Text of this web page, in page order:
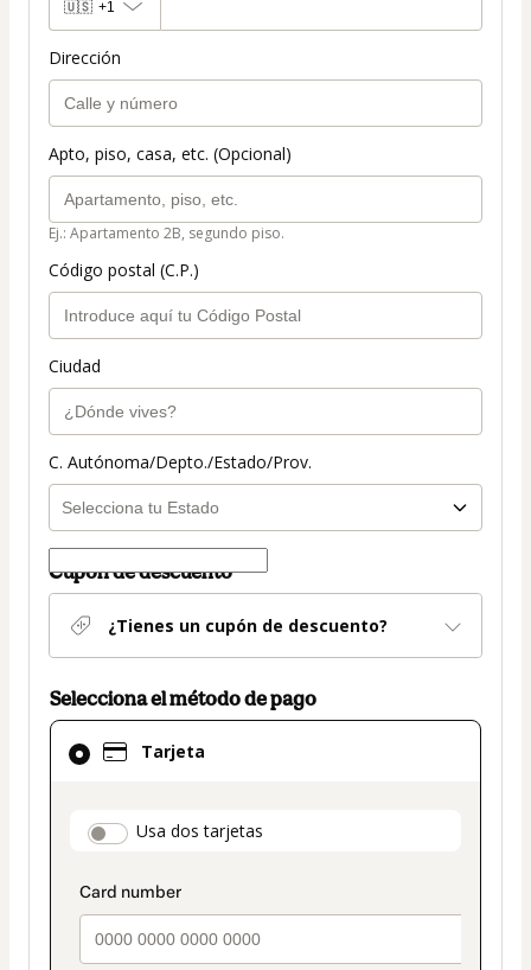
🇺🇸 +1
Dirección
Apto, piso, casa, etc. (Opcional)
Ej.: Apartamento 2B, segundo piso.
Código postal (C.P.)
Ciudad
C. Autónoma/Depto./Estado/Prov.
Cupón de descuento
¿Tienes un cupón de descuento?
Selecciona el método de pago
Tarjeta
payment_data.section_title_v2
Usa dos tarjetas
El
método
seleccionado
Tarjeta